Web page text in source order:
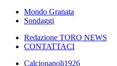
Mondo Granata
Sondaggi
Redazione TORO NEWS
CONTATTACI
Calcionapoli1926